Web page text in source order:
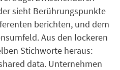
sieht Berührungspunkte
berichten, und dem
Aus den lockeren
Stichworte heraus:
data. Unternehmen